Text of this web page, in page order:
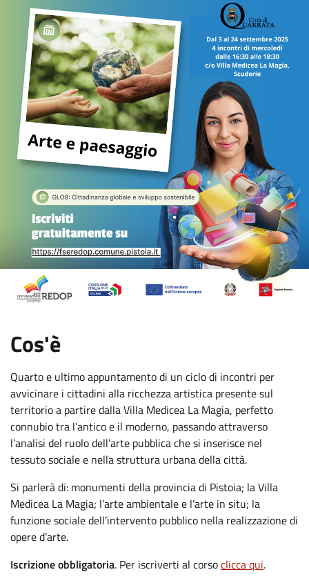
Cos'è:
Quarto e ultimo appuntamento di un ciclo di incontri per
avvicinare i cittadini alla ricchezza artistica presente sul
territorio a partire dalla Villa Medicea La Magia, perfetto
connubio tra l’antico e il moderno, passando attraverso
l’analisi del ruolo dell’arte pubblica che si inserisce nel
tessuto sociale e nella struttura urbana della città.
Si parlerà di: monumenti della provincia di Pistoia; la Villa
Medicea La Magia; l’arte ambientale e l’arte in situ; la
funzione sociale dell’intervento pubblico nella realizzazione di
opere d’arte.
Iscrizione obbligatoria. Per iscriverti al corsoclicca qui.